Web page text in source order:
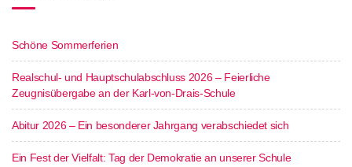
Schöne Sommerferien
Realschul- und Hauptschulabschluss 2026 – Feierliche
Zeugnisübergabe an der Karl-von-Drais-Schule
Abitur 2026 – Ein besonderer Jahrgang verabschiedet sich
Ein Fest der Vielfalt: Tag der Demokratie an unserer Schule